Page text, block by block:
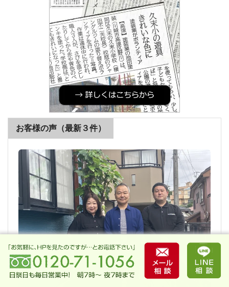
お客様の声（最新３件）